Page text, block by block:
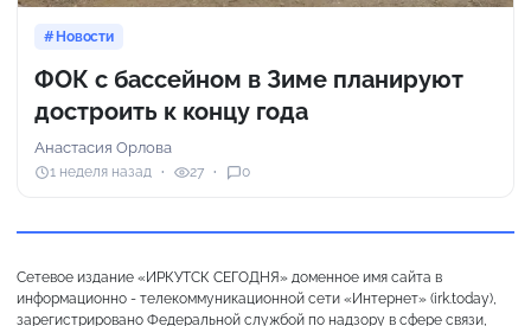
Новости
ФОК с бассейном в Зиме планируют
достроить к концу года
Анастасия Орлова
1 неделя назад 27 0
Сетевое издание «ИРКУТСК СЕГОДНЯ» доменное имя сайта в
информационно - телекоммуникационной сети «Интернет» (irk.today),
зарегистрировано Федеральной службой по надзору в сфере связи,